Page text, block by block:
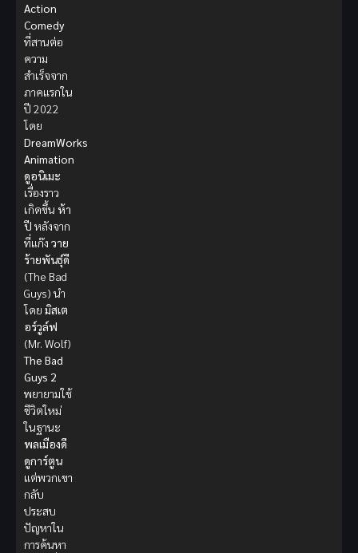
Action
Comedy
ที่สานต่อ
ความ
สำเร็จจาก
ภาคแรกใน
ปี 2022
โดย
DreamWorks
Animation
ดูอนิเมะ
เรื่องราว
เกิดขึ้น ห้า
ปี หลังจาก
ที่แก๊ง วาย
ร้ายพันธุ์ดี
(The Bad
Guys) นำ
โดย มิสเต
อร์วูล์ฟ
(Mr. Wolf)
The Bad
Guys 2
พยายามใช้
ชีวิตใหม่
ในฐานะ
พลเมืองดี
ดูการ์ตูน
แต่พวกเขา
กลับ
ประสบ
ปัญหาใน
การค้นหา